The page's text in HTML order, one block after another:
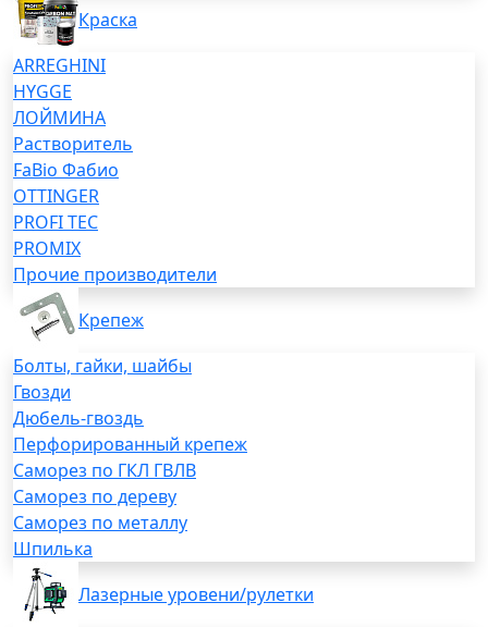
Краска
ARREGHINI
HYGGE
ЛОЙМИНА
Растворитель
FaBio Фабио
OTTINGER
PROFI TEC
PROMIX
Прочие производители
Крепеж
Болты, гайки, шайбы
Гвозди
Дюбель-гвоздь
Перфорированный крепеж
Саморез по ГКЛ ГВЛВ
Саморез по дереву
Саморез по металлу
Шпилька
Лазерные уровени/рулетки